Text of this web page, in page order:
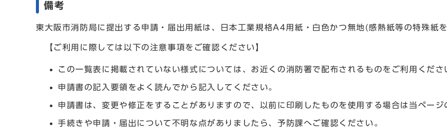
備考
東大阪市消防局に提出する申請・届出用紙は、日本工業規格A4用紙・白色かつ無地(感熱紙等の特殊紙
【ご利用に際しては以下の注意事項をご確認ください】
この一覧表に掲載されていない様式については、お近くの消防署で配布されるものをご利用くださ
申請書の記入要領をよく読んでから記入してください。
申請書は、変更や修正をすることがありますので、以前に印刷したものを使用する場合は当ペー
手続きや申請・届出について不明な点がありましたら、予防課へご確認ください。